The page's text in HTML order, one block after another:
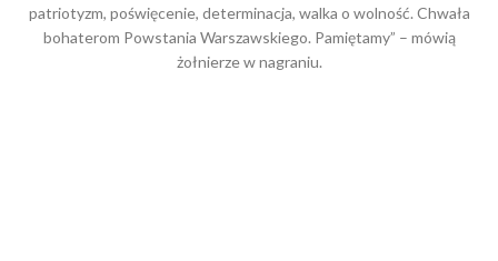
patriotyzm, poświęcenie, determinacja, walka o wolność. Chwała
bohaterom Powstania Warszawskiego. Pamiętamy” – mówią
żołnierze w nagraniu.